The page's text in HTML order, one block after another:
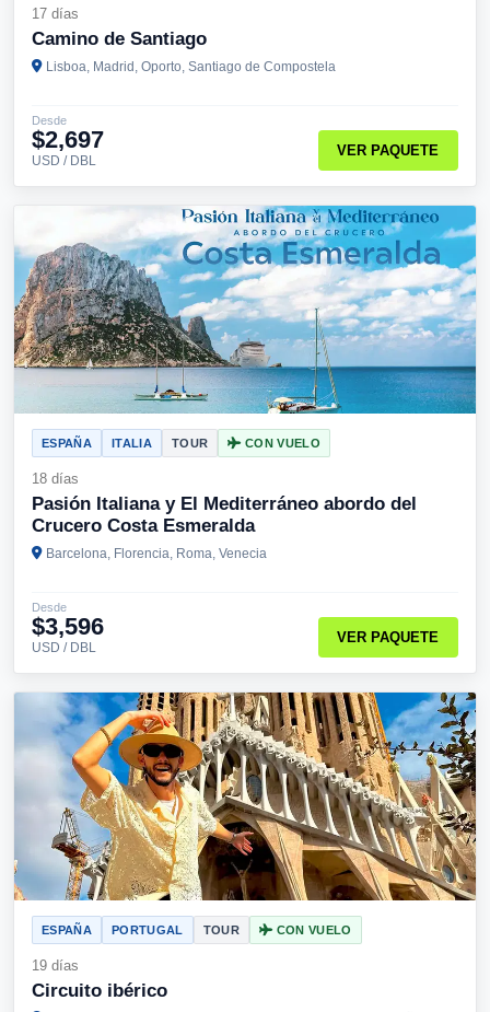
17 días
Camino de Santiago
Lisboa, Madrid, Oporto, Santiago de Compostela
Desde
$2,697
USD / DBL
VER PAQUETE
ESPAÑA ITALIA TOUR CON VUELO
18 días
Pasión Italiana y El Mediterráneo abordo del
Crucero Costa Esmeralda
Barcelona, Florencia, Roma, Venecia
Desde
$3,596
USD / DBL
VER PAQUETE
ESPAÑA PORTUGAL TOUR CON VUELO
19 días
Circuito ibérico